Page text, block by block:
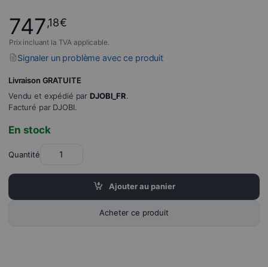
747,18€
Prix incluant la TVA applicable.
Signaler un problème avec ce produit
Livraison GRATUITE
Vendu et expédié parDJOBI_FR.
Facturé par DJOBI.
En stock
Quantité
Ajouter au panier
Acheter ce produit